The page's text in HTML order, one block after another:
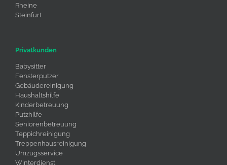
Rheine
Steinfurt
Privatkunden
Babysitter
Fensterputzer
Gebäudereinigung
Haushaltshilfe
Kinderbetreuung
Putzhilfe
Seniorenbetreuung
Teppichreinigung
Treppenhausreinigung
Umzugsservice
Winterdienst